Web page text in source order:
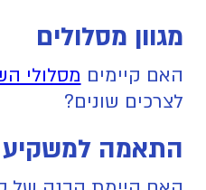
מגוון מסלולים
האם קיימים מסלולי
לצרכים שונים?
התאמה למשקיע